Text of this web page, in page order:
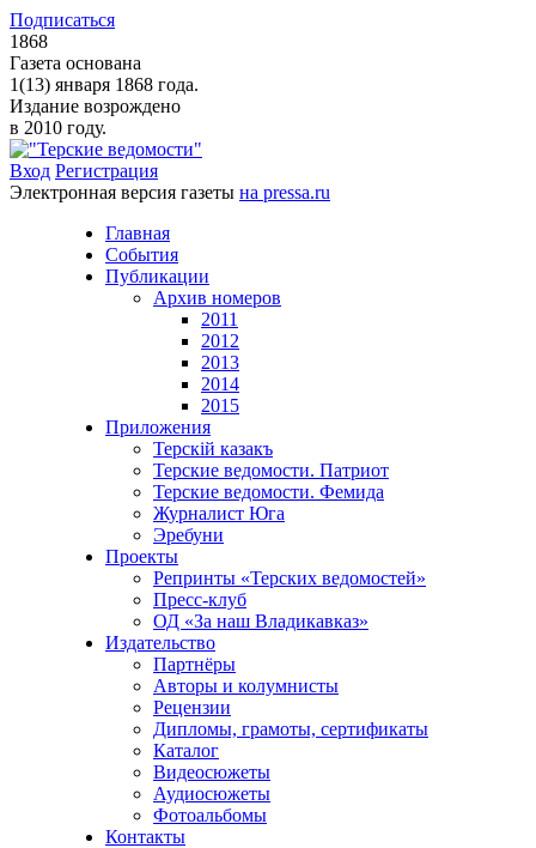
Подписаться
1868
Газета основана
1(13) января 1868 года.
Издание возрождено
в 2010 году.
Вход Регистрация
Электронная версия газеты на pressa.ru
Главная
События
Публикации
Архив номеров
2011
2012
2013
2014
2015
Приложения
Терскiй казакъ
Терские ведомости. Патриот
Терские ведомости. Фемида
Журналист Юга
Эребуни
Проекты
Репринты «Терских ведомостей»
Пресс-клуб
ОД «За наш Владикавказ»
Издательство
Партнёры
Авторы и колумнисты
Рецензии
Дипломы, грамоты, сертификаты
Каталог
Видеосюжеты
Аудиосюжеты
Фотоальбомы
Контакты